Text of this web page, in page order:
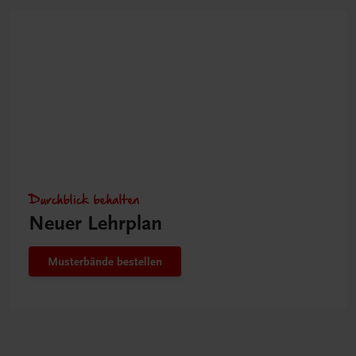
Durchblick behalten
Neuer Lehrplan
Musterbände bestellen